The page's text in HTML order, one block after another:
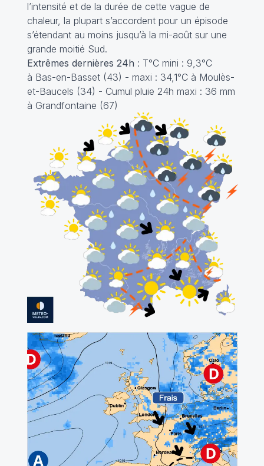
l’intensité et de la durée de cette vague de
chaleur, la plupart s’accordent pour un épisode
s’étendant au moins jusqu’à la mi-août sur une
grande moitié Sud.
Extrêmes dernières 24h : T°C mini : 9,3°C
à Bas-en-Basset (43) - maxi : 34,1°C à Moulès-
et-Baucels (34) - Cumul pluie 24h maxi : 36 mm
à Grandfontaine (67)